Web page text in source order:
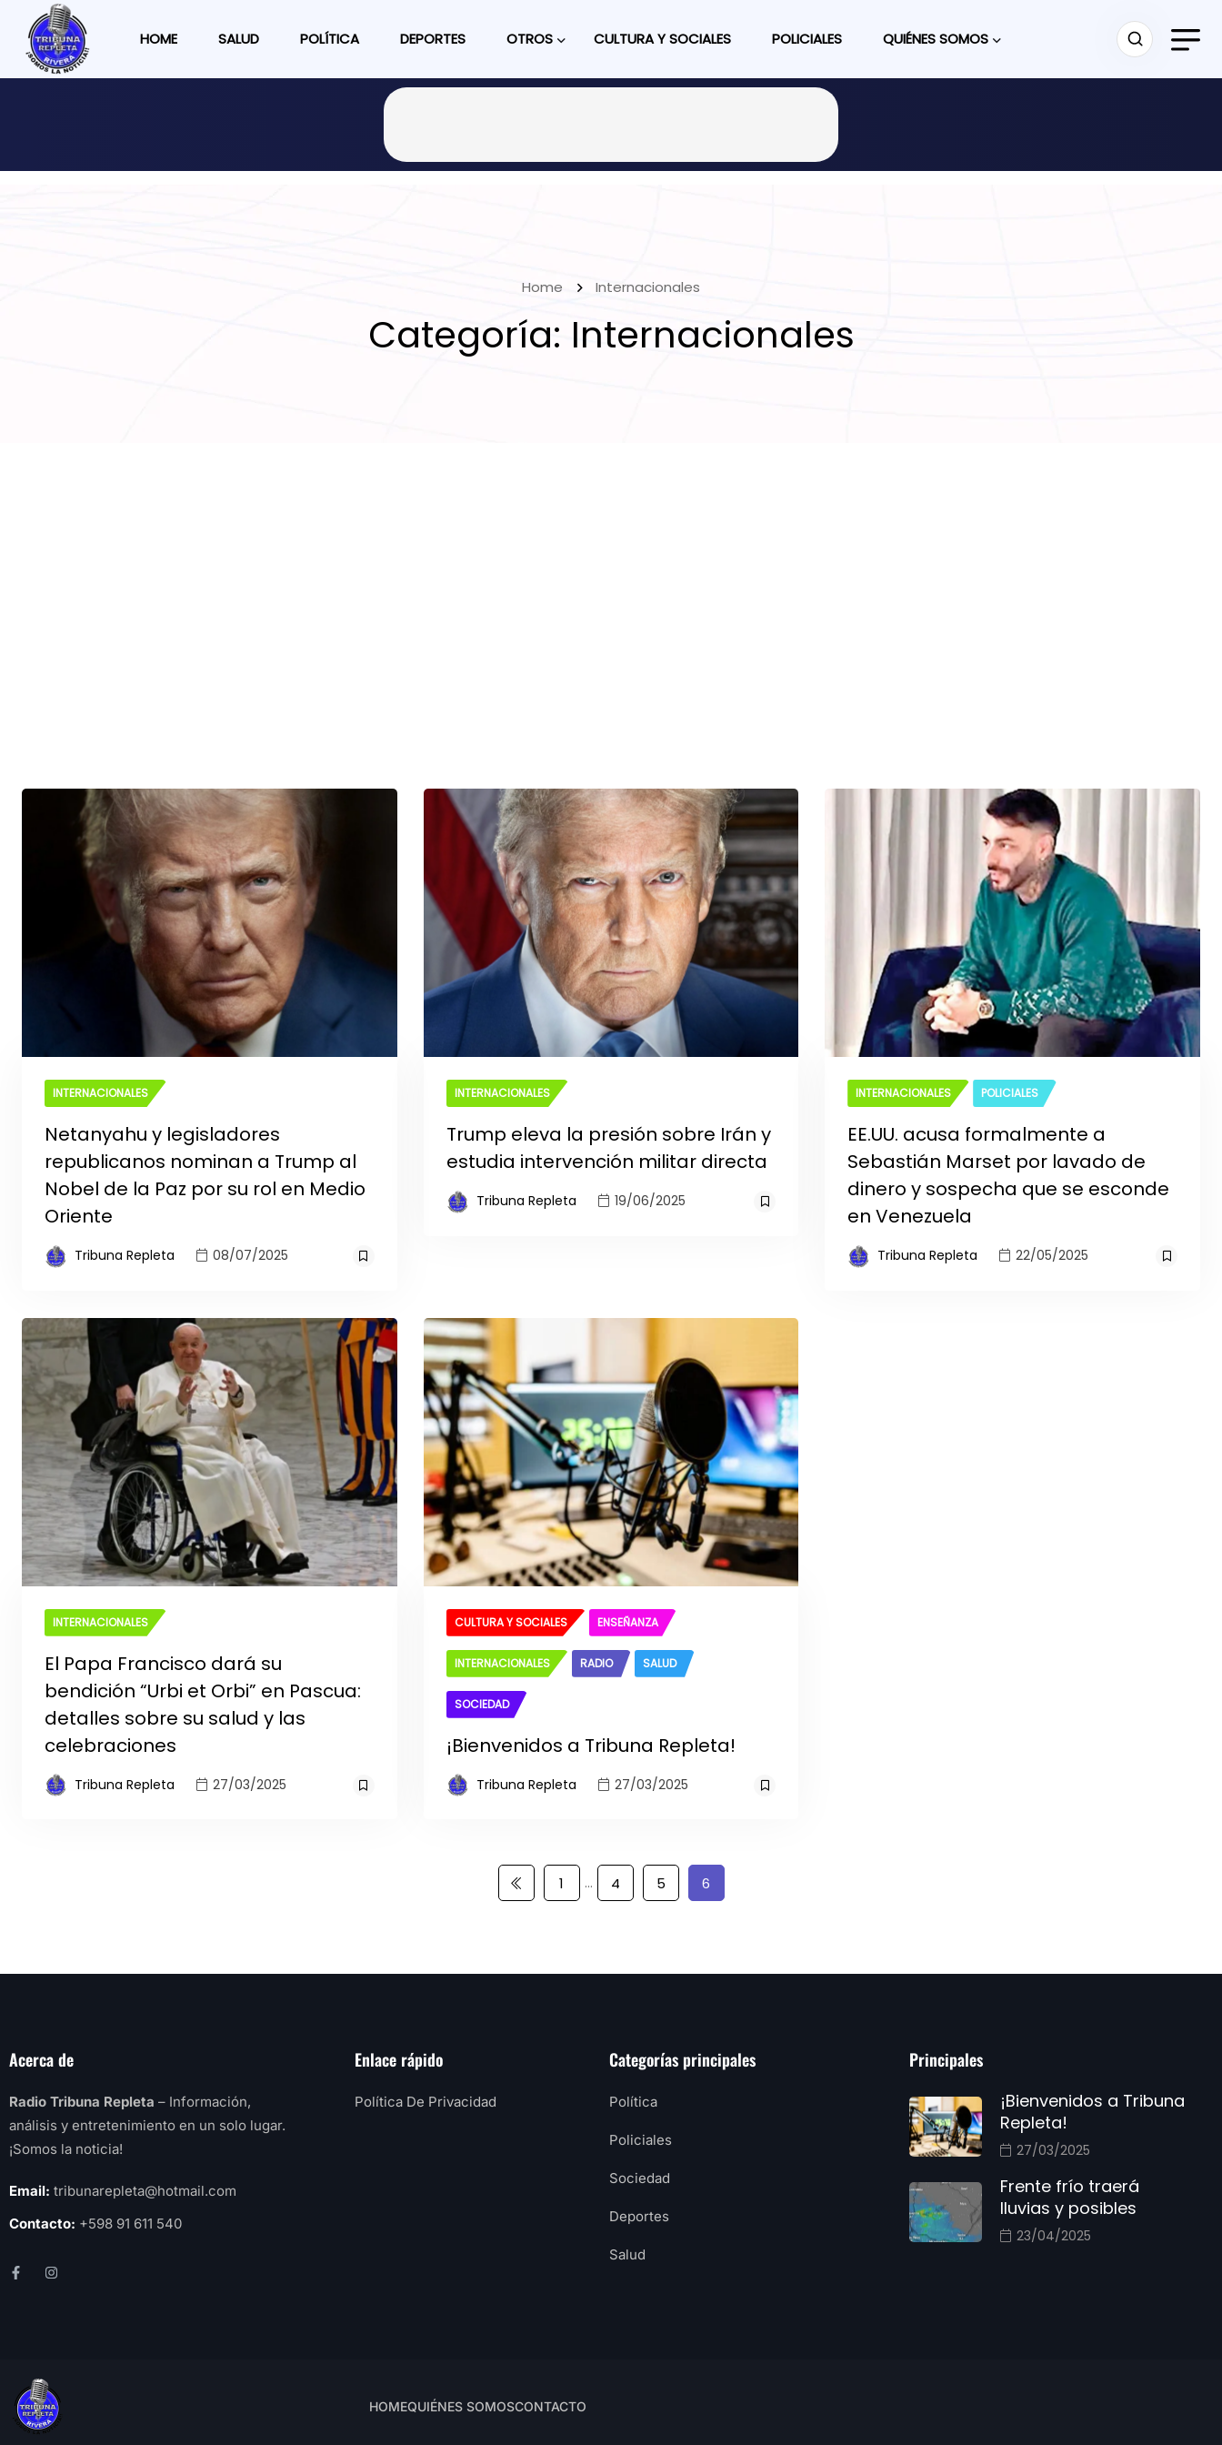
HOME SALUD POLÍTICA DEPORTES OTROS CULTURA Y SOCIALES POLICIALES QUIÉNES SOMOS
Home Internacionales
Categoría: Internacionales
INTERNACIONALES
Netanyahu y legisladores
republicanos nominan a Trump al
Nobel de la Paz por su rol en Medio
Oriente
Tribuna Repleta 08/07/2025
INTERNACIONALES
Trump eleva la presión sobre Irán y
estudia intervención militar directa
Tribuna Repleta 19/06/2025
INTERNACIONALES POLICIALES
EE.UU. acusa formalmente a
Sebastián Marset por lavado de
dinero y sospecha que se esconde
en Venezuela
Tribuna Repleta 22/05/2025
INTERNACIONALES
El Papa Francisco dará su
bendición “Urbi et Orbi” en Pascua:
detalles sobre su salud y las
celebraciones
Tribuna Repleta 27/03/2025
CULTURA Y SOCIALES ENSEÑANZA
INTERNACIONALES RADIO SALUD
SOCIEDAD
¡Bienvenidos a Tribuna Repleta!
Tribuna Repleta 27/03/2025
1 … 4 5 6
Acerca de
Radio Tribuna Repleta – Información,
análisis y entretenimiento en un solo lugar.
¡Somos la noticia!
Email: tribunarepleta@hotmail.com
Contacto: +598 91 611 540
Enlace rápido
Política De Privacidad
Categorías principales
Política
Policiales
Sociedad
Deportes
Salud
Principales
¡Bienvenidos a Tribuna
Repleta!
27/03/2025
Frente frío traerá
lluvias y posibles
23/04/2025
HOMEQUIÉNES SOMOSCONTACTO